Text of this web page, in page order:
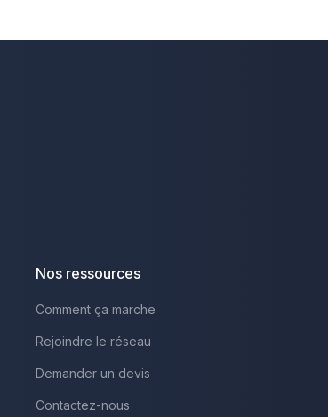
Nos ressources
Comment ça marche
Rejoindre le réseau
Demander un devis
Contactez-nous